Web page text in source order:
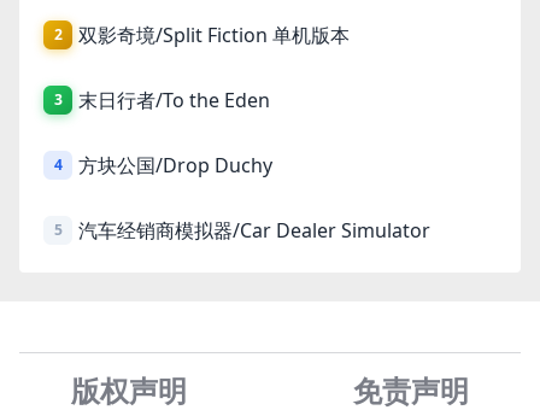
2 双影奇境/Split Fiction 单机版本
3 末日行者/To the Eden
4 方块公国/Drop Duchy
5 汽车经销商模拟器/Car Dealer Simulator
版权声明 免责声明